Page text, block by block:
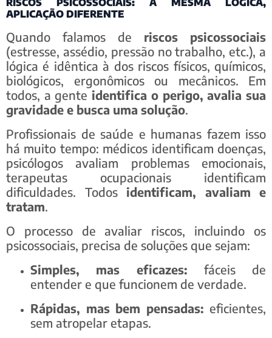
APLICAÇÃO DIFERENTE
Quando falamos de riscos psicossociais
(estresse, assédio, pressão no trabalho, etc.), a
lógica é idêntica à dos riscos físicos, químicos,
biológicos, ergonômicos ou mecânicos. Em
todos, a gente identifica o perigo, avalia sua
gravidade e busca uma solução.
Profissionais de saúde e humanas fazem isso
há muito tempo: médicos identificam doenças,
psicólogos avaliam problemas emocionais,
terapeutas ocupacionais identificam
dificuldades. Todos identificam, avaliam e
tratam.
O processo de avaliar riscos, incluindo os
psicossociais, precisa de soluções que sejam:
Simples, mas eficazes: fáceis de
entender e que funcionem de verdade.
Rápidas, mas bem pensadas: eficientes,
sem atropelar etapas.